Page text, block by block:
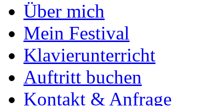
Über mich
Mein Festival
Klavierunterricht
Auftritt buchen
Kontakt & Anfrage